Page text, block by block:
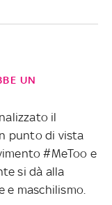
UN
il
punto di vista
#MeToo e
si dà alla
e maschilismo.